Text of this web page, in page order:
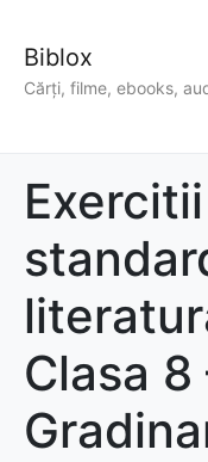
Biblox
Cărți, filme, ebooks,
Clasa 8